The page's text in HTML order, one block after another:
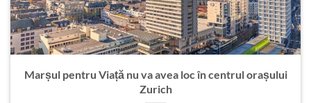
Marșul pentru Viață nu va avea loc în centrul orașului
Zurich